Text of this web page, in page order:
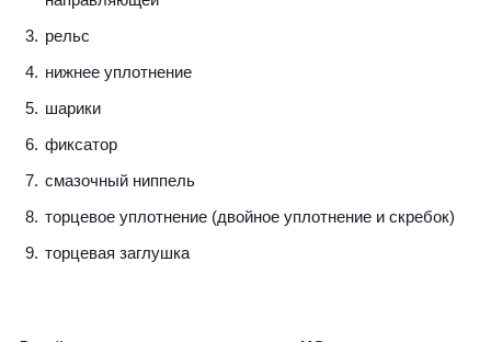
рельс
нижнее уплотнение
шарики
фиксатор
смазочный ниппель
торцевое уплотнение (двойное уплотнение и скребок)
торцевая заглушка